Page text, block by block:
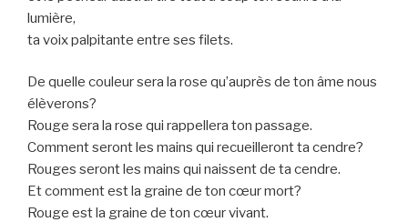
lumière,
ta voix palpitante entre ses filets.
De quelle couleur sera la rose qu’auprès de ton âme nous
élèverons?
Rouge sera la rose qui rappellera ton passage.
Comment seront les mains qui recueilleront ta cendre?
Rouges seront les mains qui naissent de ta cendre.
Et comment est la graine de ton cœur mort?
Rouge est la graine de ton cœur vivant.